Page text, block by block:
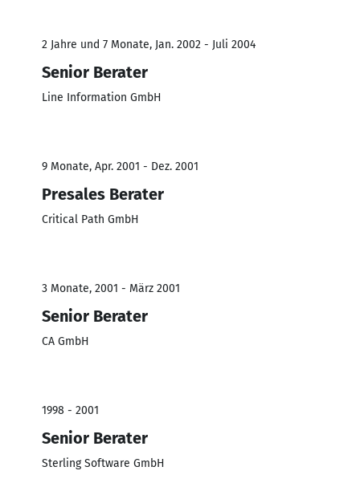
2 Jahre und 7 Monate, Jan. 2002 - Juli 2004
Senior Berater
Line Information GmbH
9 Monate, Apr. 2001 - Dez. 2001
Presales Berater
Critical Path GmbH
3 Monate, 2001 - März 2001
Senior Berater
CA GmbH
1998 - 2001
Senior Berater
Sterling Software GmbH